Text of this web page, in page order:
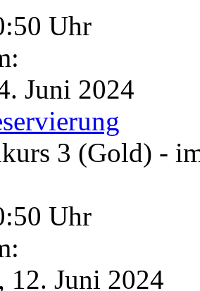
Uhr
Juni 2024
3 (Gold) -
Uhr
Juni 2024